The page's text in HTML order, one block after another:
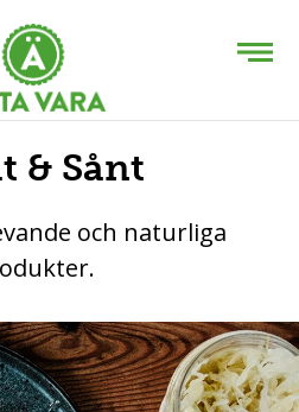
& Sånt
och naturliga